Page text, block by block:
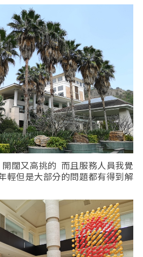
闊又高挑的 而且服務人員我覺
輕但是大部分的問題都有得到解